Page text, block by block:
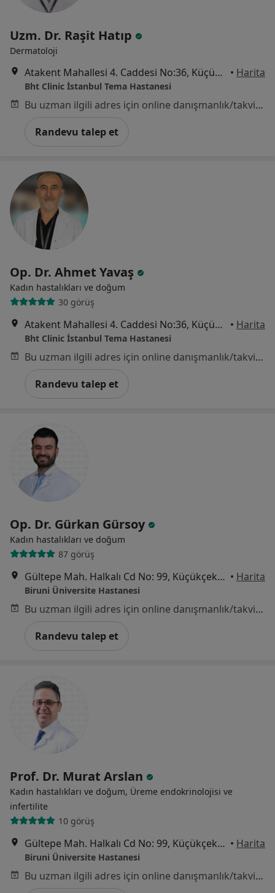
Uzm. Dr. Raşit Hatıp
Dermatoloji
Atakent Mahallesi 4. Caddesi No:36, Küçükçekmece • Harita
Bht Clinic İstanbul Tema Hastanesi
Bu uzman ilgili adres için online danışmanlık/takvim sunmuyor.
Randevu talep et
Op. Dr. Ahmet Yavaş
Kadın hastalıkları ve doğum
30 görüş
Atakent Mahallesi 4. Caddesi No:36, Küçükçekmece • Harita
Bht Clinic İstanbul Tema Hastanesi
Bu uzman ilgili adres için online danışmanlık/takvim sunmuyor.
Randevu talep et
Op. Dr. Gürkan Gürsoy
Kadın hastalıkları ve doğum
87 görüş
Gültepe Mah. Halkalı Cd No: 99, Küçükçekmece • Harita
Biruni Üniversite Hastanesi
Bu uzman ilgili adres için online danışmanlık/takvim sunmuyor.
Randevu talep et
Prof. Dr. Murat Arslan
Kadın hastalıkları ve doğum, Üreme endokrinolojisi ve
i̇nfertilite
10 görüş
Gültepe Mah. Halkalı Cd No: 99, Küçükçekmece • Harita
Biruni Üniversite Hastanesi
Bu uzman ilgili adres için online danışmanlık/takvim sunmuyor.